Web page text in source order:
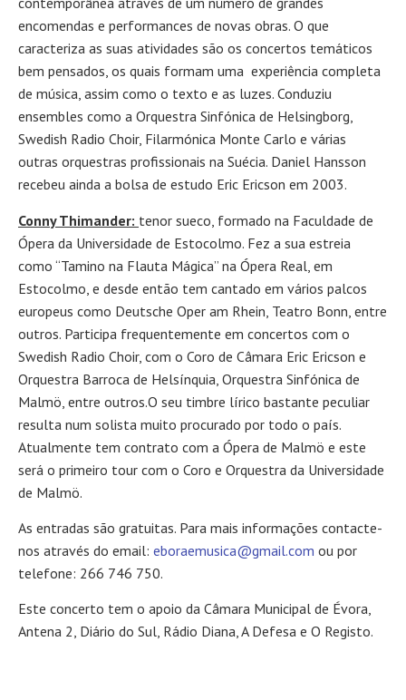
encomendas e performances de novas obras. O que
caracteriza as suas atividades são os concertos temáticos
bem pensados, os quais formam uma experiência completa
de música, assim como o texto e as luzes. Conduziu
ensembles como a Orquestra Sinfónica de Helsingborg,
Swedish Radio Choir, Filarmónica Monte Carlo e várias
outras orquestras profissionais na Suécia. Daniel Hansson
recebeu ainda a bolsa de estudo Eric Ericson em 2003.
Conny Thimander: tenor sueco, formado na Faculdade de
Ópera da Universidade de Estocolmo. Fez a sua estreia
como “Tamino na Flauta Mágica” na Ópera Real, em
Estocolmo, e desde então tem cantado em vários palcos
europeus como Deutsche Oper am Rhein, Teatro Bonn, entre
outros. Participa frequentemente em concertos com o
Swedish Radio Choir, com o Coro de Câmara Eric Ericson e
Orquestra Barroca de Helsínquia, Orquestra Sinfónica de
Malmö, entre outros.O seu timbre lírico bastante peculiar
resulta num solista muito procurado por todo o país.
Atualmente tem contrato com a Ópera de Malmö e este
será o primeiro tour com o Coro e Orquestra da Universidade
de Malmö.
As entradas são gratuitas. Para mais informações contacte-
nos através do email: eboraemusica@gmail.com ou por
telefone: 266 746 750.
Este concerto tem o apoio da Câmara Municipal de Évora,
Antena 2, Diário do Sul, Rádio Diana, A Defesa e O Registo.